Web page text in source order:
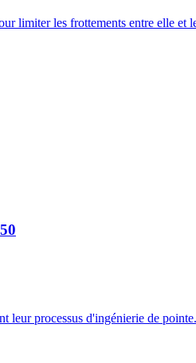
limiter les frottements entre elle et
leur processus d'ingénierie de